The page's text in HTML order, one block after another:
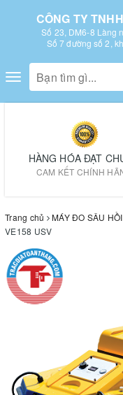
CÔNG TY
Số 23, DM6-8 Làng
Số 7 đường số 2,
Toggle
navigation
HÀNG HÓA ĐẠT
CAM KẾT CHÍNH
Trang chủ MÁY ĐO SÂU
VE158 USV